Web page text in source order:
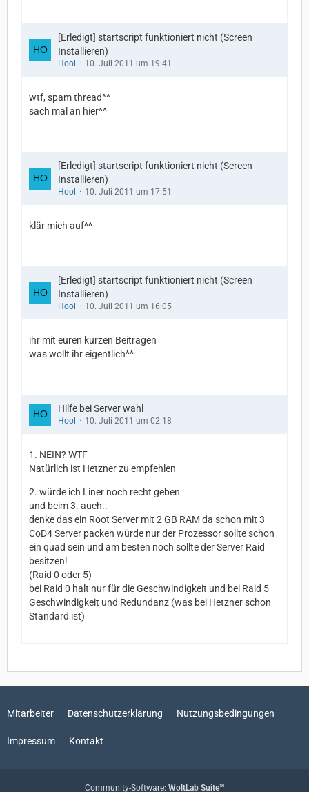
[Erledigt] startscript funktioniert nicht (Screen
Installieren)
Hool 10. Juli 2011 um 19:41
wtf, spam thread^^
sach mal an hier^^
[Erledigt] startscript funktioniert nicht (Screen
Installieren)
Hool 10. Juli 2011 um 17:51
klär mich auf^^
[Erledigt] startscript funktioniert nicht (Screen
Installieren)
Hool 10. Juli 2011 um 16:05
ihr mit euren kurzen Beiträgen
was wollt ihr eigentlich^^
Hilfe bei Server wahl
Hool 10. Juli 2011 um 02:18
1. NEIN? WTF
Natürlich ist Hetzner zu empfehlen
2. würde ich Liner noch recht geben
und beim 3. auch..
denke das ein Root Server mit 2 GB RAM da schon mit 3
CoD4 Server packen würde nur der Prozessor sollte schon
ein quad sein und am besten noch sollte der Server Raid
besitzen!
(Raid 0 oder 5)
bei Raid 0 halt nur für die Geschwindigkeit und bei Raid 5
Geschwindigkeit und Redundanz (was bei Hetzner schon
Standard ist)
Mitarbeiter Datenschutzerklärung Nutzungsbedingungen
Impressum Kontakt
Community-Software: WoltLab Suite™